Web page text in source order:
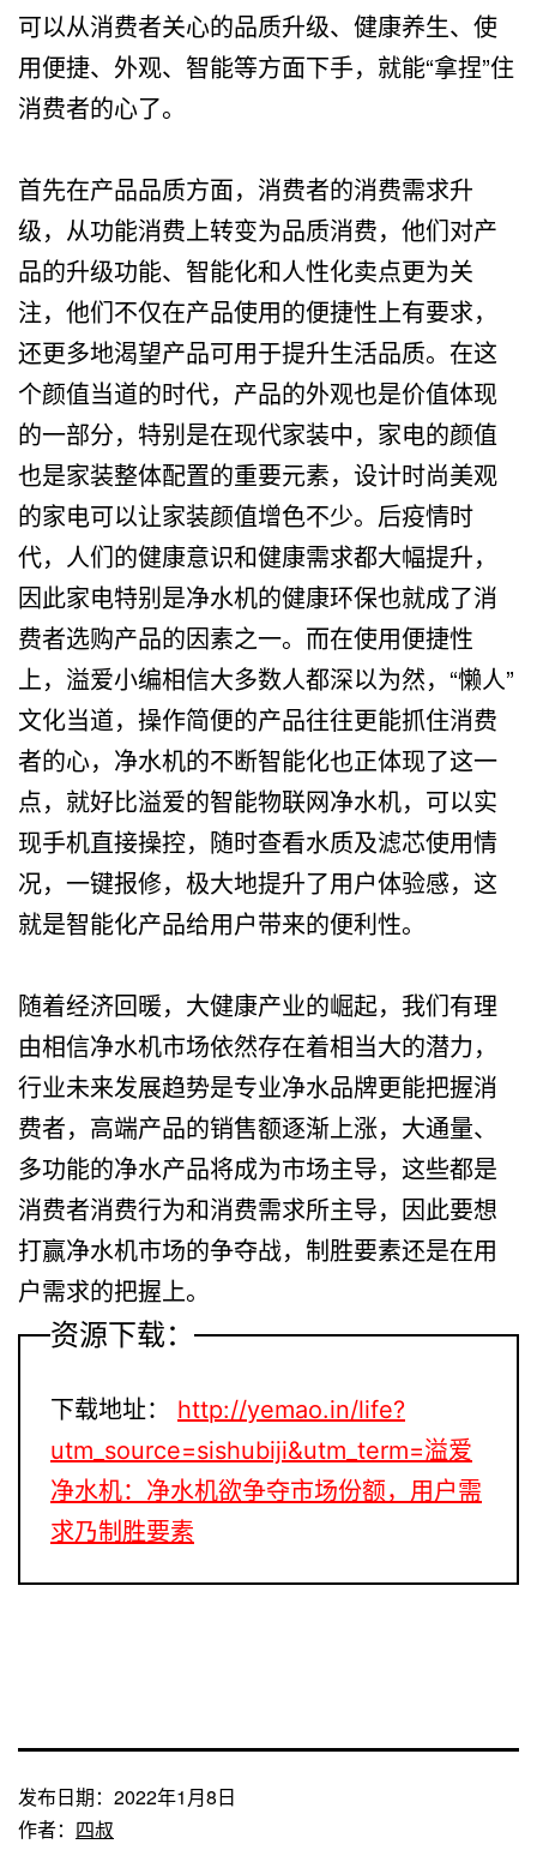
可以从消费者关心的品质升级、健康养生、使
用便捷、外观、智能等方面下手，就能“拿捏”住
消费者的心了。
首先在产品品质方面，消费者的消费需求升
级，从功能消费上转变为品质消费，他们对产
品的升级功能、智能化和人性化卖点更为关
注，他们不仅在产品使用的便捷性上有要求，
还更多地渴望产品可用于提升生活品质。在这
个颜值当道的时代，产品的外观也是价值体现
的一部分，特别是在现代家装中，家电的颜值
也是家装整体配置的重要元素，设计时尚美观
的家电可以让家装颜值增色不少。后疫情时
代，人们的健康意识和健康需求都大幅提升，
因此家电特别是净水机的健康环保也就成了消
费者选购产品的因素之一。而在使用便捷性
上，溢爱小编相信大多数人都深以为然，“懒人”
文化当道，操作简便的产品往往更能抓住消费
者的心，净水机的不断智能化也正体现了这一
点，就好比溢爱的智能物联网净水机，可以实
现手机直接操控，随时查看水质及滤芯使用情
况，一键报修，极大地提升了用户体验感，这
就是智能化产品给用户带来的便利性。
随着经济回暖，大健康产业的崛起，我们有理
由相信净水机市场依然存在着相当大的潜力，
行业未来发展趋势是专业净水品牌更能把握消
费者，高端产品的销售额逐渐上涨，大通量、
多功能的净水产品将成为市场主导，这些都是
消费者消费行为和消费需求所主导，因此要想
打赢净水机市场的争夺战，制胜要素还是在用
户需求的把握上。
资源下载：
下载地址：
http://yemao.in/life?
utm_source=sishubiji&utm_term=溢爱
净水机：净水机欲争夺市场份额，用户需
求乃制胜要素
发布日期： 2022年1月8日
作者： 四叔